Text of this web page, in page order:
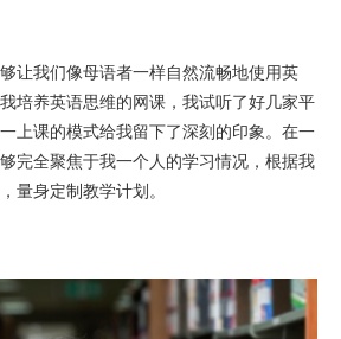
让我们像母语者一样自然流畅地使用英
培养英语思维的网课，我试听了好几家平
上课的模式给我留下了深刻的印象。在一
完全聚焦于我一个人的学习情况，根据我
量身定制教学计划。